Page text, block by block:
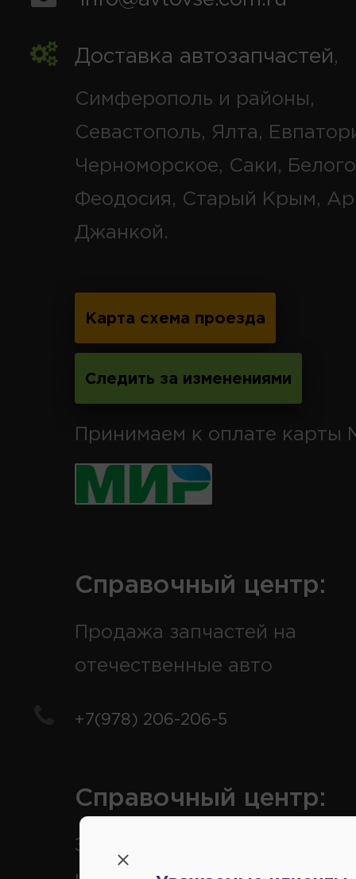
Доставка автозапчастей,
Симферополь и районы,
Севастополь, Ялта,
Черноморское, Саки,
Феодосия, Старый Крым,
Джанкой.
Карта схема проезда
Следить за изменениями
Принимаем к оплате карты
Справочный центр:
Продажа запчастей на
отечественные авто
+7(978) 206-206-5
Справочный центр:
Заказ шин, дисков,